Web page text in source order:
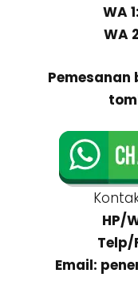
WA
WA
HP/
Telp/
Email: